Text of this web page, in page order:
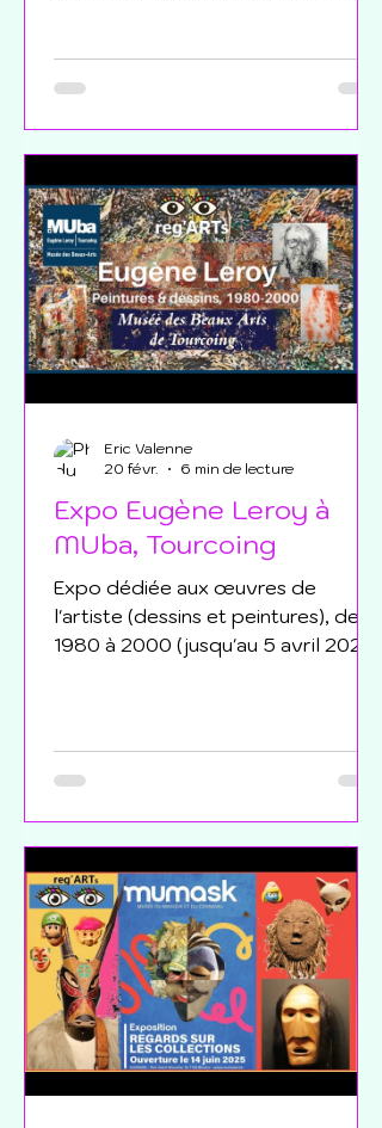
l'ombre : sa collection
photographique.
Expo Eugène Leroy à
MUba, Tourcoing
Expo dédiée aux œuvres de
l'artiste (dessins et peintures), de
1980 à 2000 (jusqu'au 5 avril 2026)
quelques extraits de la visite de
Anaïs Perrin MUba --> pour lire la
vidéo sur la chaîne youtube
reg'ARTs ou cliquez ici --> pour la
lire sur cette page, cliquez sur la
vidéo ci-dessous : Présentation de
l'exposition Consacrée aux vingt
dernières années de la vie du
peintre Eu
Eric Valenne
20 févr.
6 min de lecture